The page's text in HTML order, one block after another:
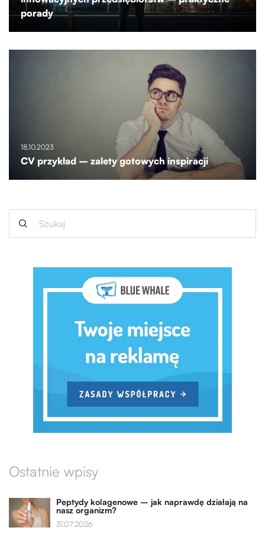
porady
18.10.2023
CV przykład – zalety gotowych inspiracji
Ostatnie wpisy
Peptydy kolagenowe – jak naprawdę działają na
nasz organizm?
31.07.2026